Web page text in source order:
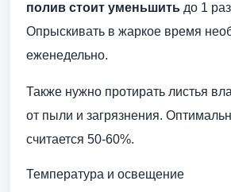
полив стоит уменьшить до 1
Опрыскивать в жаркое время
еженедельно.
Также нужно протирать листья
от пыли и загрязнения.
считается 50-60%.
Температура и освещение